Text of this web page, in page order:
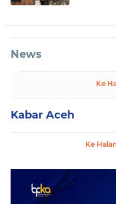
News
Ke
Kabar Aceh
Ke